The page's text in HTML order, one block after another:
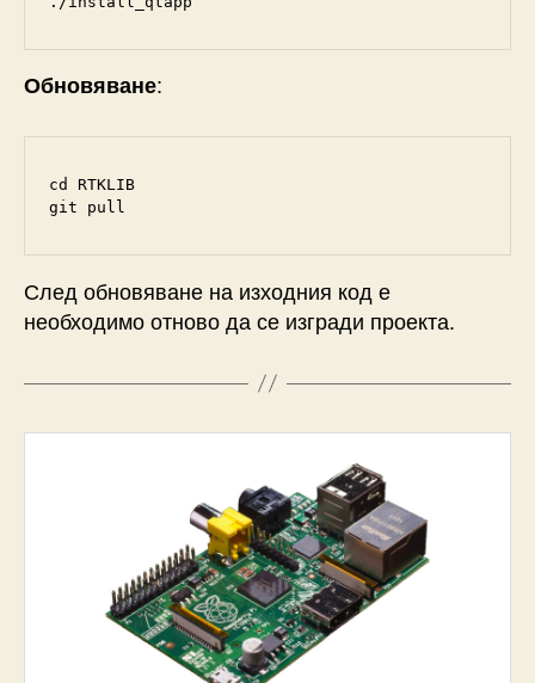
Обновяване:
cd RTKLIB
git pull
След обновяване на изходния код е
необходимо отново да се изгради проекта.